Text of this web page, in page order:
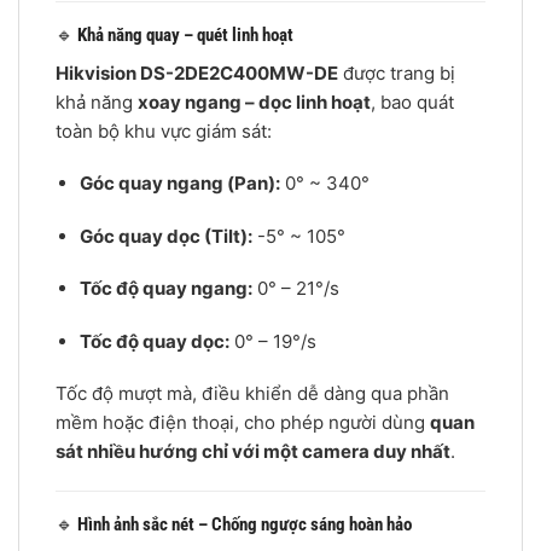
🔹 Khả năng quay – quét linh hoạt
Hikvision DS-2DE2C400MW-DE được trang bị
khả năng xoay ngang – dọc linh hoạt, bao quát
toàn bộ khu vực giám sát:
Góc quay ngang (Pan):0° ~ 340°
Góc quay dọc (Tilt):-5° ~ 105°
Tốc độ quay ngang:0° – 21°/s
Tốc độ quay dọc:0° – 19°/s
Tốc độ mượt mà, điều khiển dễ dàng qua phần
mềm hoặc điện thoại, cho phép người dùng quan
sát nhiều hướng chỉ với một camera duy nhất.
🔹 Hình ảnh sắc nét – Chống ngược sáng hoàn hảo